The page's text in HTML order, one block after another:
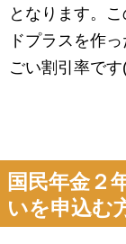
となります。
ドプラスを作
ごい割引率です
国民年金２
いを申込む